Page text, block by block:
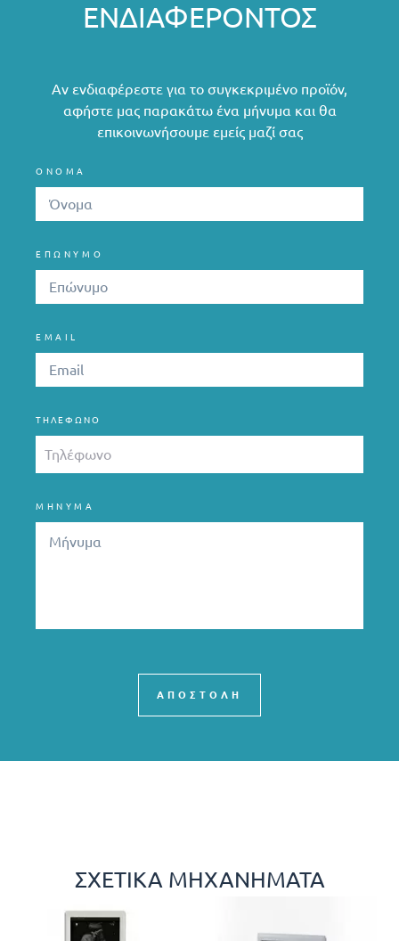
ΕΝΔΙΑΦΈΡΟΝΤΟΣ
Αν ενδιαφέρεστε για το συγκεκριμένο προϊόν,
αφήστε μας παρακάτω ένα μήνυμα και θα
επικοινωνήσουμε εμείς μαζί σας
ΟΝΟΜΑ
ΕΠΩΝΥΜΟ
EMAIL
ΤΗΛΈΦΩΝΟ
ΜΗΝΥΜΑ
ΑΠΟΣΤΟΛΗ
ΣΧΕΤΙΚΆ ΜΗΧΑΝΉΜΑΤΑ